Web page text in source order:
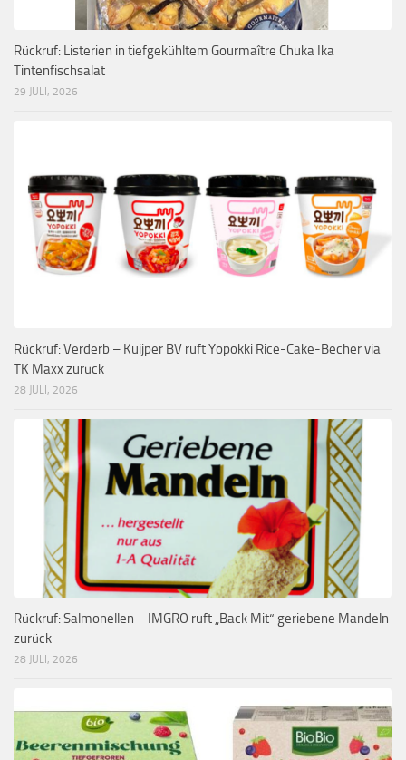
Rückruf: Listerien in tiefgekühltem Gourmaître Chuka Ika
Tintenfischsalat
29 JULI, 2026
Rückruf: Verderb – Kuijper BV ruft Yopokki Rice-Cake-Becher via
TK Maxx zurück
28 JULI, 2026
Rückruf: Salmonellen – IMGRO ruft „Back Mit“ geriebene Mandeln
zurück
28 JULI, 2026